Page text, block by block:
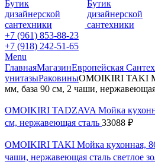
+7 (961) 853-88-23
+7 (918) 242-51-65
Menu
ГлавнаяМагазинЕвропейская
унитазыРаковиныOMOIKIRI TAKI
мм, база 90 см, 2 чаши,
OMOIKIRI TADZAVA Мойка
см, нержавеющая сталь 33088 ₽
OMOIKIRI TAKI Мойка кухонная,
чаши, нержавеющая сталь светлое